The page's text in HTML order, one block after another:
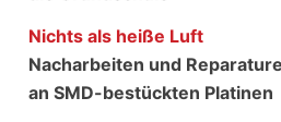
Nichts als heiße Luft
Nacharbeiten und
an SMD-bestückten Platinen